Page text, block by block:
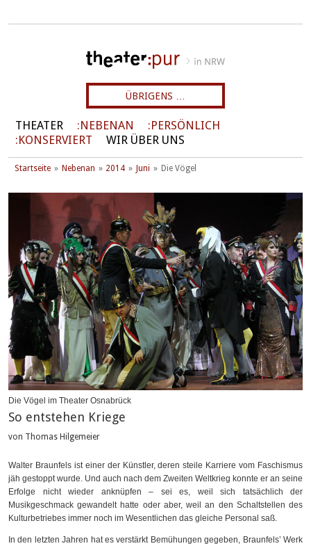
ÜBRIGENS …
THEATER NEBENAN
PERSÖNLICH
KONSERVIERT
WIR ÜBER UNS
Startseite Nebenan 2014 Juni Die Vögel
Die Vögel im Theater Osnabrück
So entstehen Kriege
von Thomas Hilgemeier
Walter Braunfels ist einer der Künstler, deren steile Karriere vom Faschismus
jäh gestoppt wurde. Und auch nach dem Zweiten Weltkrieg konnte er an seine
Erfolge nicht wieder anknüpfen – sei es, weil sich tatsächlich der
Musikgeschmack gewandelt hatte oder aber, weil an den Schaltstellen des
Kulturbetriebes immer noch im Wesentlichen das gleiche Personal saß.
In den letzten Jahren hat es verstärkt Bemühungen gegeben, Braunfels’ Werk